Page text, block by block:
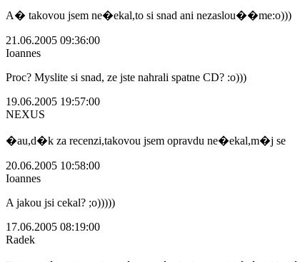
A� takovou jsem ne�ekal,to si snad ani nezaslou��me:o)))
21.06.2005 09:36:00
Ioannes
Proc? Myslite si snad, ze jste nahrali spatne CD? :o)))
19.06.2005 19:57:00
NEXUS
�au,d�k za recenzi,takovou jsem opravdu ne�ekal,m�j se
20.06.2005 10:58:00
Ioannes
A jakou jsi cekal? ;o)))))
17.06.2005 08:19:00
Radek